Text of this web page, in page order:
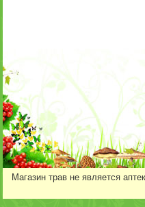
Магазин трав не является